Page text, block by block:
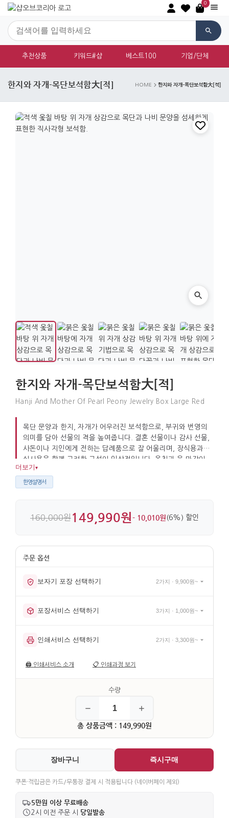
0
추천상품 키워드#샵 베스트100 기업/단체
한지와 자개-목단보석함大[적] HOME 한지와 자개-목단보석함大[적]
한지와 자개-목단보석함大[적]
Hanji And Mother Of Pearl Peony Jewelry Box Large Red
목단 문양과 한지, 자개가 어우러진 보석함으로, 부귀와 번영의
의미를 담아 선물의 격을 높여줍니다. 결혼 선물이나 감사 선물,
사돈이나 지인에게 전하는 답례품으로 잘 어울리며, 장식용과
실사용을 함께 고려한 구성이 인상적입니다. 옻칠과 융 마감이
더해져 표면감도 깔끔합니다.
더보기 ▾
한영설명서
160,000원149,990원- 10,010원 (6%) 할인
보자기 포장 선택하기 2가지 · 9,900원~
포장서비스 선택하기 3가지 · 1,000원~
인쇄서비스 선택하기 2가지 · 3,300원~
🖨️ 인쇄서비스 소개 📋 인쇄과정 보기
총 상품금액 : 149,990원
장바구니 즉시구매
쿠폰·적립금은 카드/무통장 결제 시 적용됩니다 (네이버페이 제외)
5만원 이상 무료배송
2시 이전 주문 시 당일발송